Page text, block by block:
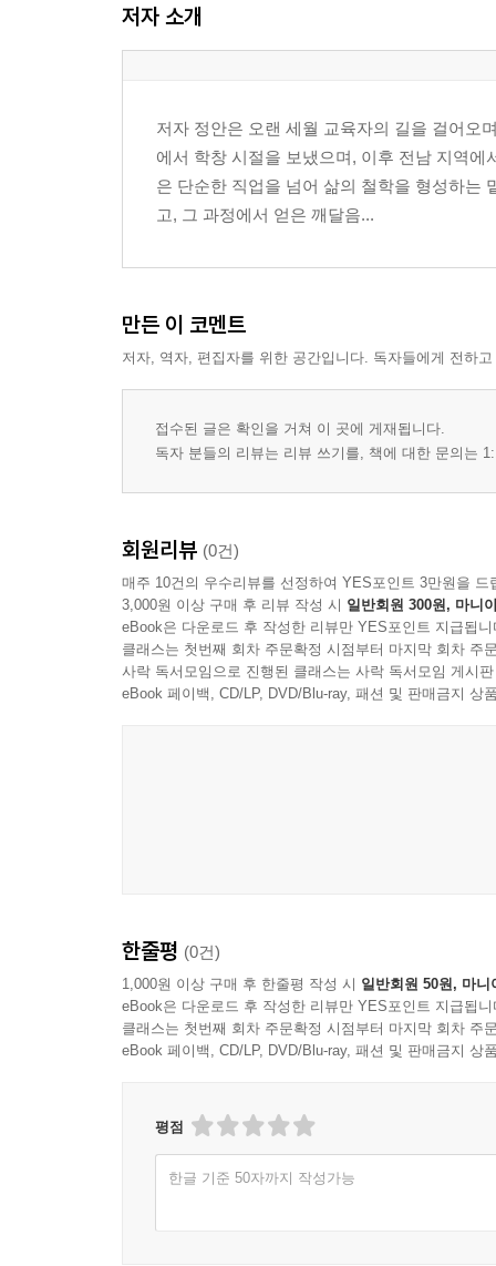
7장. 황희 114
8장. 맹사성 130
9장. 이순신 149
10장. 허준 166
11장. 서희 183
13장. 정약용 215
14장. 박지원 228
15장. 유성룡 241
16장. 세종대왕 254
17장. 신사임당 271
18장. 길재 288
19장. 성삼문 306
20장. 박제가 323
21장. 종합장 342
저자 소개
저자 정안은 오랜 세월 교육자의 길을 걸어오
에서 학창 시절을 보냈으며, 이후 전남 지역
은 단순한 직업을 넘어 삶의 철학을 형성하는
고, 그 과정에서 얻은 깨달음...
만든 이 코멘트
저자, 역자, 편집자를 위한 공간입니다. 독자들에게 전하
접수된 글은 확인을 거쳐 이 곳에 게재됩니다.
독자 분들의 리뷰는 리뷰 쓰기를, 책에 대한 문의는
회원리뷰 (0건)
매주 10건의 우수리뷰를 선정하여 YES포인트 3만원을 드
3,000원 이상 구매 후 리뷰 작성 시 일반회원 300원, 마니
eBook은 다운로드 후 작성한 리뷰만 YES포인트 지급됩니
클래스는 첫번째 회차 주문확정 시점부터 마지막 회차 주
사락 독서모임으로 진행된 클래스는 사락 독서모임 게시
eBook 페이백, CD/LP, DVD/Blu-ray, 패션 및 판매금지 상
한줄평 (0건)
1,000원 이상 구매 후 한줄평 작성 시 일반회원 50원, 마니
eBook은 다운로드 후 작성한 리뷰만 YES포인트 지급됩니
클래스는 첫번째 회차 주문확정 시점부터 마지막 회차 주
eBook 페이백, CD/LP, DVD/Blu-ray, 패션 및 판매금지 상
평점
한글 기준 50자까지 작성가능